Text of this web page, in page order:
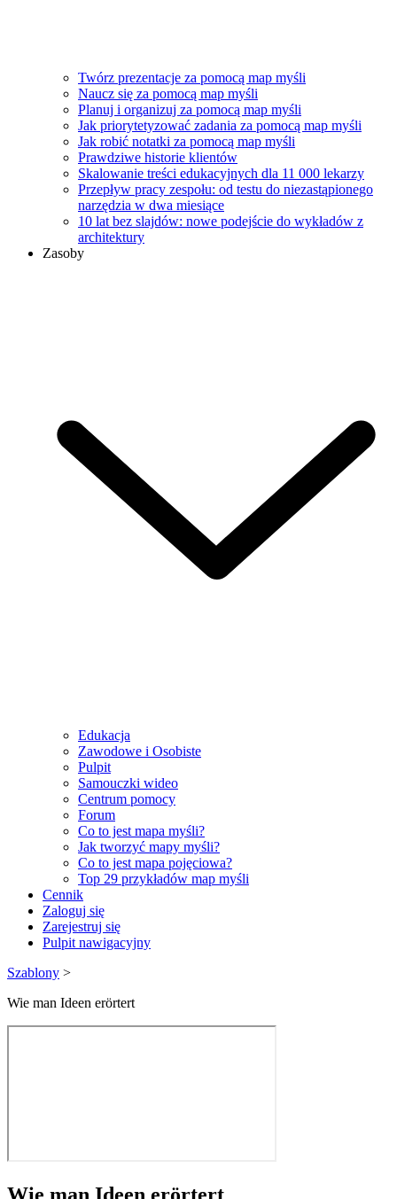
Twórz prezentacje za pomocą map myśli
Naucz się za pomocą map myśli
Planuj i organizuj za pomocą map myśli
Jak priorytetyzować zadania za pomocą map myśli
Jak robić notatki za pomocą map myśli
Prawdziwe historie klientów
Skalowanie treści edukacyjnych dla 11 000 lekarzy
Przepływ pracy zespołu: od testu do niezastąpionego
narzędzia w dwa miesiące
10 lat bez slajdów: nowe podejście do wykładów z
architektury
Zasoby
Edukacja
Zawodowe i Osobiste
Pulpit
Samouczki wideo
Centrum pomocy
Forum
Co to jest mapa myśli?
Jak tworzyć mapy myśli?
Co to jest mapa pojęciowa?
Top 29 przykładów map myśli
Cennik
Zaloguj się
Zarejestruj się
Pulpit nawigacyjny
Szablony >
Wie man Ideen erörtert